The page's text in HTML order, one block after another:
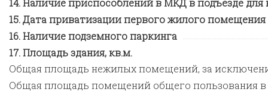
Наличие приспособлений в МКД в подъезде
Дата приватизации первого жилого помещения
Наличие подземного паркинга
Площадь здания, кв.м.
Общая площадь нежилых помещений, за
Общая площадь помещений общего пользования